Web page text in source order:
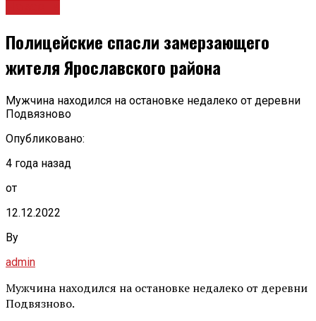
Полицейские спасли замерзающего
жителя Ярославского района
Мужчина находился на остановке недалеко от деревни
Подвязново
Опубликовано:
4 года назад
от
12.12.2022
By
admin
Мужчина находился на остановке недалеко от деревни
Подвязново.